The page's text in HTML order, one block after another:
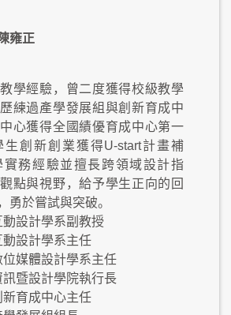
雍正
學經驗，曾二度獲得校級教學
練過產學發展組與創新育成中
心獲得全國績優育成中心第一
生創新創業獲得U-start計畫補
實務經驗並擅長跨領域設計指
點與視野，給予學生正向的回
勇於嘗試與突破。
設計學系副教授
設計學系主任
媒體設計學系主任
暨設計學院執行長
育成中心主任